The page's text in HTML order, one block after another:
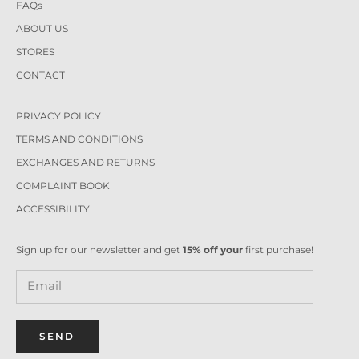
FAQs
ABOUT US
STORES
CONTACT
PRIVACY POLICY
TERMS AND CONDITIONS
EXCHANGES AND RETURNS
COMPLAINT BOOK
ACCESSIBILITY
Sign up for our newsletter and get 15% off your first purchase!
SEND